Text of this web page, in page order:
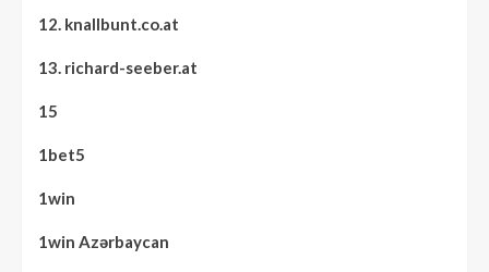
12. knallbunt.co.at
13. richard-seeber.at
15
1bet5
1win
1win Azərbaycan